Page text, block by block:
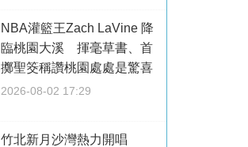
NBA灌籃王Zach LaVine 降
臨桃園大溪 揮毫草書、首
擲聖筊稱讚桃園處處是驚喜
2026-08-02 17:29
竹北新月沙灣熱力開唱